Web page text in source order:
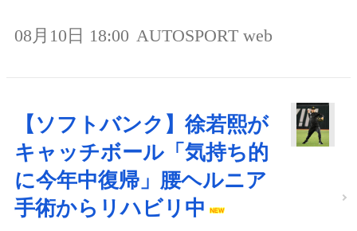
08月10日 18:00 AUTOSPORT web
【ソフトバンク】徐若熙が
キャッチボール「気持ち的
に今年中復帰」腰ヘルニア
手術からリハビリ中